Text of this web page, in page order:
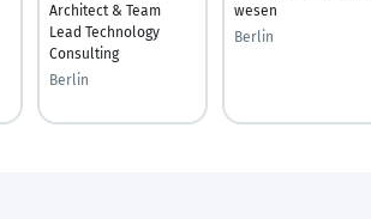
Architect & Team
Lead Technology
Consulting
Berlin
wesen
Berlin